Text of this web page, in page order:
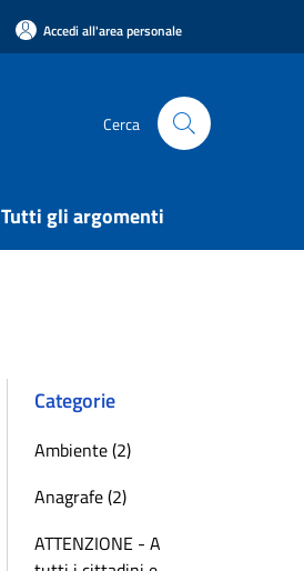
Accedi all'area personale
Cerca
Tutti gli argomenti
Categorie
Ambiente (2)
Anagrafe (2)
ATTENZIONE - A